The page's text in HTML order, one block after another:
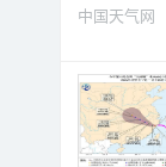
中国天气网